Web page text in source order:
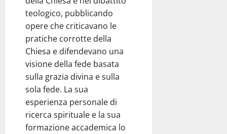
teologico, pubblicando
opere che criticavano le
pratiche corrotte della
Chiesa e difendevano una
visione della fede basata
sulla grazia divina e sulla
sola fede. La sua
esperienza personale di
ricerca spirituale e la sua
formazione accademica lo